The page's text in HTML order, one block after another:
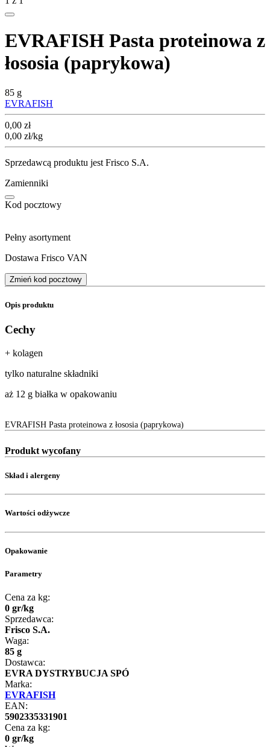
EVRAFISH Pasta proteinowa z
łososia (paprykowa)
85 g
EVRAFISH
Cena
0,00 zł
0,00 zł/kg
Sprzedawcą produktu jest Frisco S.A.
Zamienniki
Kod pocztowy
Pełny asortyment
Dostawa Frisco VAN
Zmień kod pocztowy
Opis produktu
Cechy
+ kolagen
tylko naturalne składniki
aż 12 g białka w opakowaniu
EVRAFISH Pasta proteinowa z łososia (paprykowa)
Produkt wycofany
Skład i alergeny
Wartości odżywcze
Opakowanie
Parametry
Cena za kg:
0 gr/kg
Sprzedawca:
Frisco S.A.
Waga:
85 g
Dostawca:
EVRA DYSTRYBUCJA SPÓ
Marka:
EVRAFISH
EAN:
5902335331901
Cena za kg:
0 gr/kg